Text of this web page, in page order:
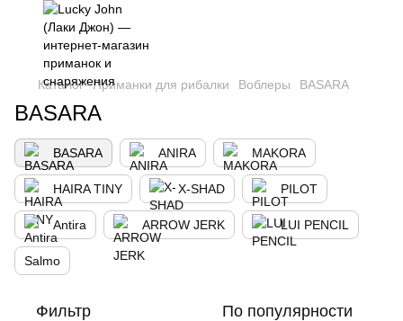
Каталог Приманки для рибалки Воблеры BASARA
BASARA
BASARA ANIRA MAKORA
HAIRA TINY X-SHAD PILOT
Antira ARROW JERK LUI PENCIL
Salmo
Фильтр По популярности